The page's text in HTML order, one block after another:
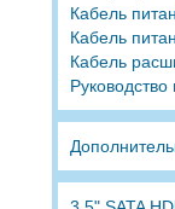
Кабель
Кабель
Кабель
Руководство